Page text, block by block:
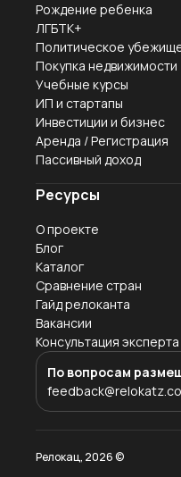
Рождение ребенка
ЛГБТК+
Политическое
Покупка недвижимости
Учебные курсы
ИП и стартапы
Инвестиции и бизнес
Аренда / Регистрация
Пассивный доход
Ресурсы
О проекте
Блог
Каталог
Сравнение стран
Гайд релоканта
Вакансии
Консультация эксперта
По вопросам
Релокац, 2026©